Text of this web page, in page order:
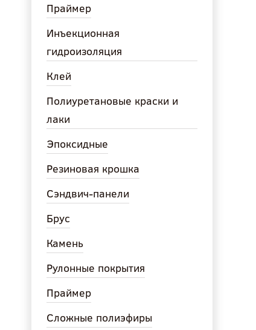
Праймер
Инъекционная
гидроизоляция
Клей
Полиуретановые краски и
лаки
Эпоксидные
Резиновая крошка
Сэндвич-панели
Брус
Камень
Рулонные покрытия
Праймер
Сложные полиэфиры